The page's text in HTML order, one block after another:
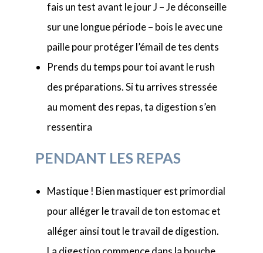
fais un test avant le jour J – Je déconseille
sur une longue période – bois le avec une
paille pour protéger l’émail de tes dents
Prends du temps pour toi avant le rush
des préparations. Si tu arrives stressée
au moment des repas, ta digestion s’en
ressentira
PENDANT LES REPAS
Mastique ! Bien mastiquer est primordial
pour alléger le travail de ton estomac et
alléger ainsi tout le travail de digestion.